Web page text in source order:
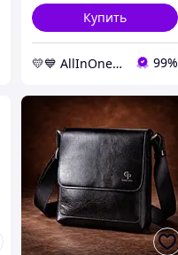
Купить
💛💙 AllInOne - находи все необходимое в одном магазине! 99%